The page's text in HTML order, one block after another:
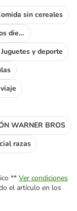
sin cereales
Vitaminas y suplementos dietéticos
Juguetes y deporte
WARNER BROS
razas
** Ver condiciones
el artículo en los